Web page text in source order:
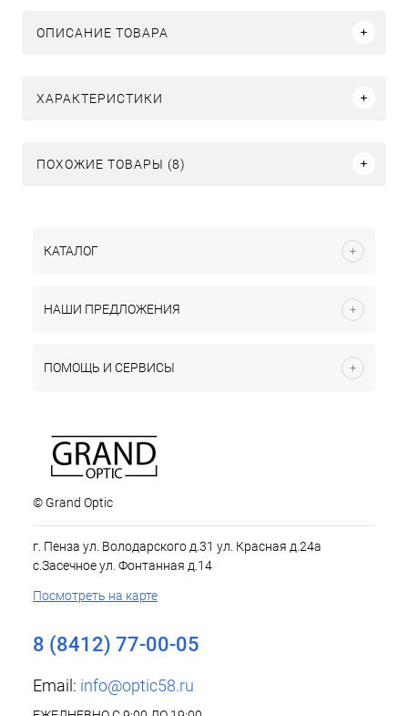
ОПИСАНИЕ ТОВАРА
ХАРАКТЕРИСТИКИ
ПОХОЖИЕ ТОВАРЫ (8)
КАТАЛОГ
НАШИ ПРЕДЛОЖЕНИЯ
ПОМОЩЬ И СЕРВИСЫ
© Grand Optic
г. Пенза ул. Володарского д.31 ул. Красная д.24а
с.Засечное ул. Фонтанная д.14
Посмотреть на карте
8 (8412) 77-00-05
Email: info@optic58.ru